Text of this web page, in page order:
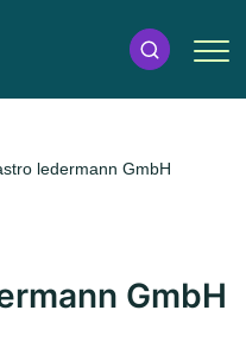
ledermann GmbH
GmbH